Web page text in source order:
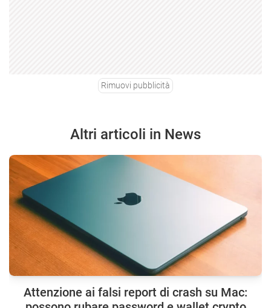
Rimuovi pubblicità
Altri articoli in News
Attenzione ai falsi report di crash su Mac: